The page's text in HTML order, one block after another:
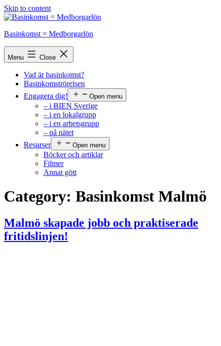
Skip to content
Basinkomst = Medborgarlön
Menu Close
Vad är basinkomst?
Basinkomströrelsen
Engagera dig!
Open menu
– i BIEN Sverige
– i en lokalgrupp
– i en arbetsgrupp
– på nätet
Resurser
Open menu
Böcker och artiklar
Filmer
Annat gött
Category: Basinkomst Malmö
Malmö skapade jobb och praktiserade
fritidslinjen!